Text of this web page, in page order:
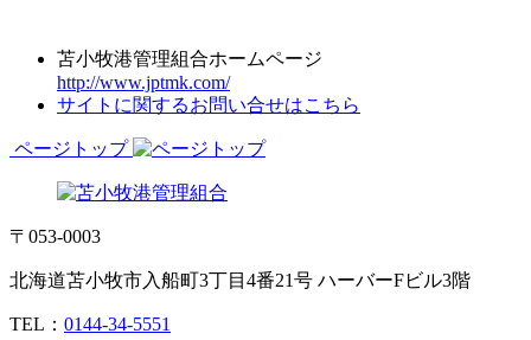
苫小牧港管理組合ホームページ
http://www.jptmk.com/
サイトに関するお問い合せはこちら
ページトップ
〒053-0003
北海道苫小牧市入船町3丁目4番21号 ハーバーFビル3階
TEL： 0144-34-5551